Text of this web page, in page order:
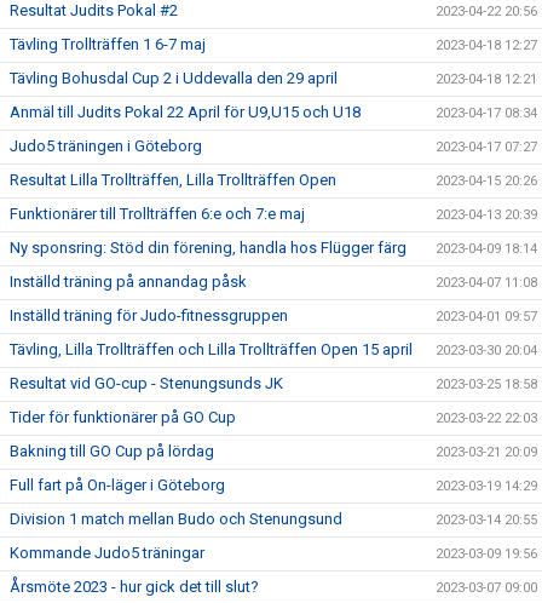
Resultat Judits Pokal #2 2023-04-22 20:56
Tävling Trollträffen 1 6-7 maj 2023-04-18 12:27
Tävling Bohusdal Cup 2 i Uddevalla den 29 april 2023-04-18 12:21
Anmäl till Judits Pokal 22 April för U9,U15 och U18 2023-04-17 08:34
Judo5 träningen i Göteborg 2023-04-17 07:27
Resultat Lilla Trollträffen, Lilla Trollträffen Open 2023-04-15 20:26
Funktionärer till Trollträffen 6:e och 7:e maj 2023-04-13 20:39
Ny sponsring: Stöd din förening, handla hos Flügger färg 2023-04-09 18:14
Inställd träning på annandag påsk 2023-04-07 11:08
Inställd träning för Judo-fitnessgruppen 2023-04-01 09:57
Tävling, Lilla Trollträffen och Lilla Trollträffen Open 15 april 2023-03-30 20:04
Resultat vid GO-cup - Stenungsunds JK 2023-03-25 18:58
Tider för funktionärer på GO Cup 2023-03-22 22:03
Bakning till GO Cup på lördag 2023-03-21 20:09
Full fart på On-läger i Göteborg 2023-03-19 14:29
Division 1 match mellan Budo och Stenungsund 2023-03-14 20:55
Kommande Judo5 träningar 2023-03-09 19:56
Årsmöte 2023 - hur gick det till slut? 2023-03-07 09:00